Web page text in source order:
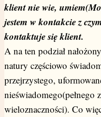
klient nie wie,
jestem w kontakcie z
kontaktuje się klient.
A na ten podział
natury częściowo
przejrzystego,
nieświadomego(pełnego
wieloznaczności). Co